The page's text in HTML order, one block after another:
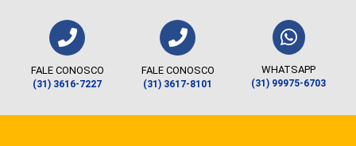
FALE CONOSCO
(31) 3616-7227
FALE CONOSCO
(31) 3617-8101
WHATSAPP
(31) 99975-6703